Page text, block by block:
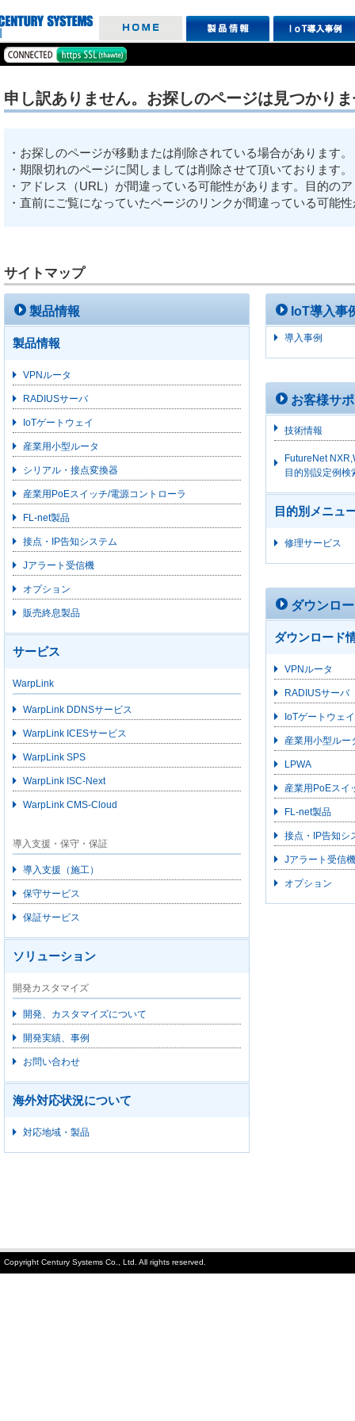
申し訳ありません。お探しのページは見つかり
・お探しのページが移動または削除されている場合があります。
・期限切れのページに関しましては削除させて頂いております。
・アドレス（URL）が間違っている可能性があります。目的の
・直前にご覧になっていたページのリンクが間違っている可能
サイトマップ
製品情報
製品情報
VPNルータ
RADIUSサーバ
IoTゲートウェイ
産業用小型ルータ
シリアル・接点変換器
産業用PoEスイッチ/電源コントローラ
FL-net製品
接点・IP告知システム
Jアラート受信機
オプション
販売終息製品
サービス
WarpLink
WarpLink DDNSサービス
WarpLink ICESサービス
WarpLink SPS
WarpLink ISC-Next
WarpLink CMS-Cloud
導入支援・保守・保証
導入支援（施工）
保守サービス
保証サービス
ソリューション
開発カスタマイズ
開発、カスタマイズについて
開発実績、事例
お問い合わせ
海外対応状況について
対応地域・製品
IoT導入事
導入事例
お客様サ
技術情報
FutureNet
目的別設定例検
目的別メニュ
修理サービス
ダウンロ
ダウンロード
VPNルータ
RADIUSサーバ
IoTゲートウェイ
産業用小型ルー
LPWA
産業用PoEスイ
FL-net製品
接点・IP告知シ
Jアラート受信機
オプション
Copyright Century Systems Co., Ltd. All rights reserved.